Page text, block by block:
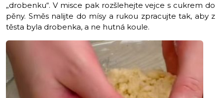
„drobenku“. V misce pak rozšlehejte vejce s cukrem do
pěny. Směs nalijte do mísy a rukou zpracujte tak, aby z
těsta byla drobenka, a ne hutná koule.